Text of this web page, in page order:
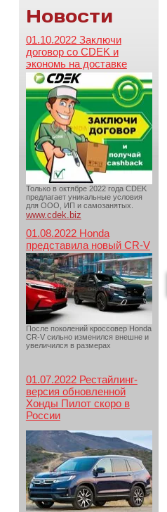
Новости
01.10.2022 Заключи
договор со CDEK и
экономь на доставке
Только в октябре 2022 года CDEK
предлагает уникальные условия
для ООО, ИП и самозанятых.
www.cdek.biz
01.08.2022 Honda
представила новый CR-V
После поколений кроссовер Honda
CR-V сильно изменился внешне и
увеличился в размерах
01.07.2022 Рестайлинг-
версия обновленной
Хонды Пилот скоро в
России